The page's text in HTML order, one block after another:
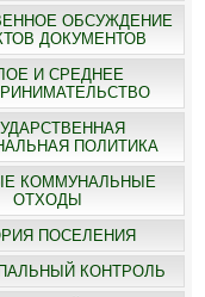
ОБСУЖДЕНИЕ
ДОКУМЕНТОВ
И СРЕДНЕЕ
ПОЛИТИКА
КОММУНАЛЬНЫЕ
ОТХОДЫ
ПОСЕЛЕНИЯ
КОНТРОЛЬ